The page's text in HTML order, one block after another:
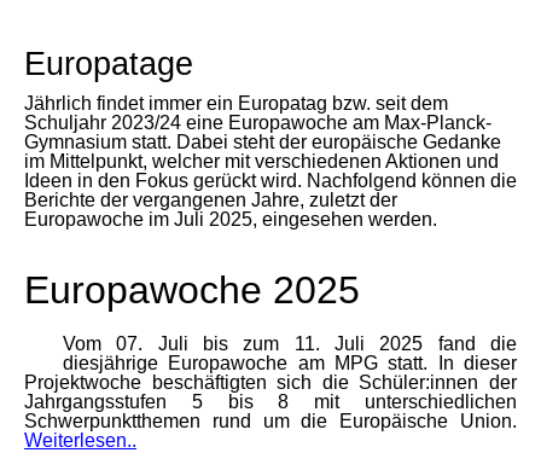
Europatage
Jährlich findet immer ein Europatag bzw. seit dem
Schuljahr 2023/24 eine Europawoche am Max-Planck-
Gymnasium statt. Dabei steht der europäische Gedanke
im Mittelpunkt, welcher mit verschiedenen Aktionen und
Ideen in den Fokus gerückt wird. Nachfolgend können die
Berichte der vergangenen Jahre, zuletzt der
Europawoche im Juli 2025, eingesehen werden.
Europawoche 2025
Vom 07. Juli bis zum 11. Juli 2025 fand die
diesjährige Europawoche am MPG statt. In dieser
Projektwoche beschäftigten sich die Schüler:innen der
Jahrgangsstufen 5 bis 8 mit unterschiedlichen
Schwerpunktthemen rund um die Europäische Union.
Weiterlesen..